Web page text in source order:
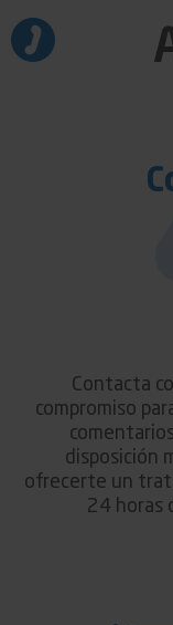
contenido
Contacta
compromiso
disposición
ofrecerte un
24 horas